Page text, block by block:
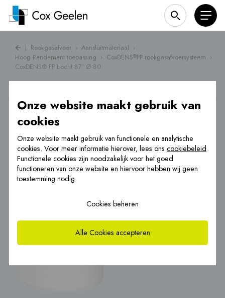
| Rookgasafvoer › Aansluitmateriaal ›
Hoog Rendement toepassing › CoxDENS®PP rookgasafvoersysteem ›
CoxDENS® PP bocht 87º Ø 80
Onze website maakt gebruik van
cookies
Onze website maakt gebruik van functionele en analytische
cookies. Voor meer informatie hierover, lees ons cookiebeleid
Functionele cookies zijn noodzakelijk voor het goed
functioneren van onze website en hiervoor hebben wij geen
toestemming nodig.
Cookies beheren
Alle Cookies accepteren